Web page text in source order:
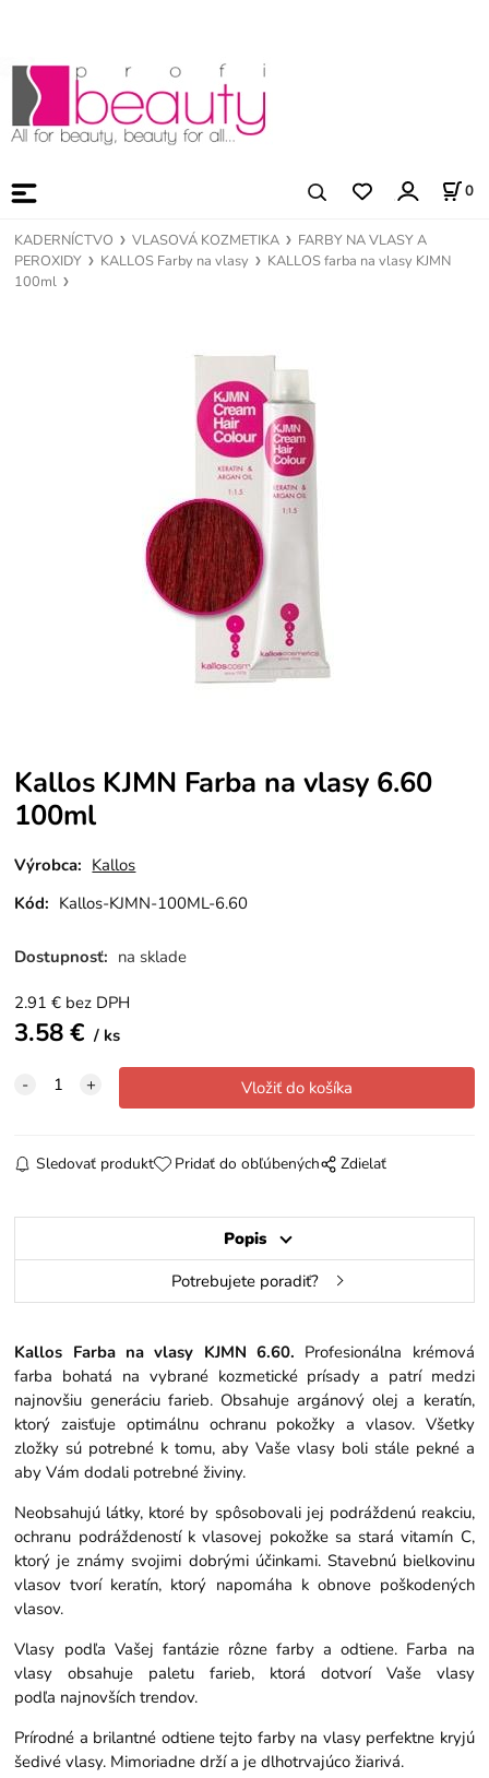
0
KADERNÍCTVO VLASOVÁ KOZMETIKA
FARBY NA VLASY A
PEROXIDY
KALLOS Farby na vlasy
KALLOS farba na vlasy KJMN
100ml
Kallos KJMN Farba na vlasy 6.60
100ml
Výrobca: Kallos
Kód: Kallos-KJMN-100ML-6.60
Dostupnosť: na sklade
2.91 € bez DPH
3.58€ ks
Sledovať produkt Pridať do obľúbených Zdielať
Popis
Potrebujete poradiť?
Kallos Farba na vlasy KJMN 6.60. Profesionálna krémová
farba bohatá na vybrané kozmetické prísady a patrí medzi
najnovšiu generáciu farieb. Obsahuje argánový olej a keratín,
ktorý zaisťuje optimálnu ochranu pokožky a vlasov. Všetky
zložky sú potrebné k tomu, aby Vaše vlasy boli stále pekné a
aby Vám dodali potrebné živiny.
Neobsahujú látky, ktoré by spôsobovali jej podráždenú reakciu,
ochranu podráždeností k vlasovej pokožke sa stará vitamín C,
ktorý je známy svojimi dobrými účinkami. Stavebnú bielkovinu
vlasov tvorí keratín, ktorý napomáha k obnove poškodených
vlasov.
Vlasy podľa Vašej fantázie rôzne farby a odtiene. Farba na
vlasy obsahuje paletu farieb, ktorá dotvorí Vaše vlasy
podľa najnovších trendov.
Prírodné a brilantné odtiene tejto farby na vlasy perfektne kryjú
šedivé vlasy. Mimoriadne drží a je dlhotrvajúco žiarivá.